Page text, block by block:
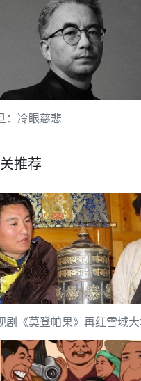
：冷眼慈悲
推荐
剧《莫登帕果》再红雪域